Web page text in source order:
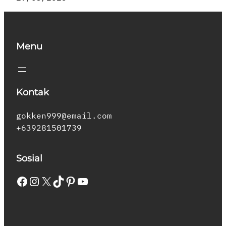
Menu
Kontak
gokken999@email.com
+639281501739
Sosial
Facebook Instagram X TikTok Pinterest YouTube